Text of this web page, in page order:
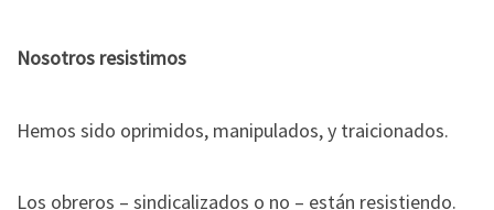
Nosotros resistimos
Hemos sido oprimidos, manipulados, y traicionados.
Los obreros – sindicalizados o no – están resistiendo.